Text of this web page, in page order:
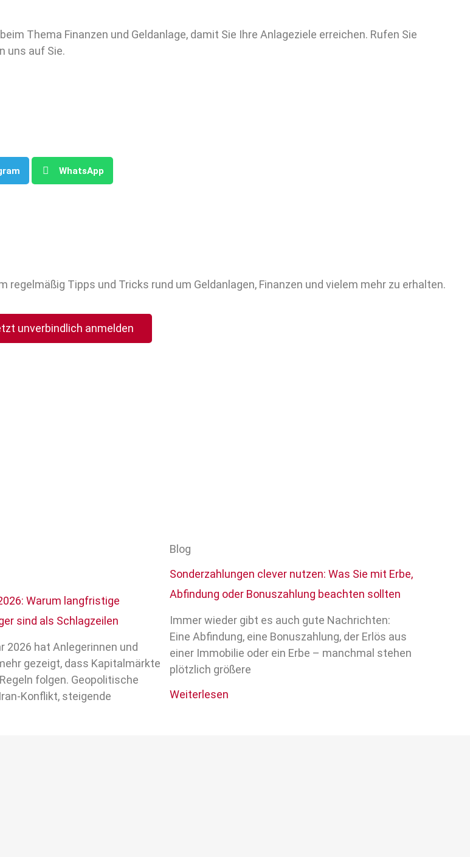
Thema Finanzen und Geldanlage, damit Sie Ihre Anlageziele erreichen. Rufen Sie
uns auf Sie.
WhatsApp
Tipps und Tricks rund um Geldanlagen, Finanzen und vielem mehr zu erhalten.
unverbindlich anmelden
Warum langfristige
sind als Schlagzeilen
2026 hat Anlegerinnen und
gezeigt, dass Kapitalmärkte
folgen. Geopolitische
Konflikt, steigende
Blog
Sonderzahlungen clever nutzen: Was Sie mit Erbe,
Abfindung oder Bonuszahlung beachten sollten
Immer wieder gibt es auch gute Nachrichten:
Eine Abfindung, eine Bonuszahlung, der Erlös aus
einer Immobilie oder ein Erbe – manchmal stehen
plötzlich größere
Weiterlesen